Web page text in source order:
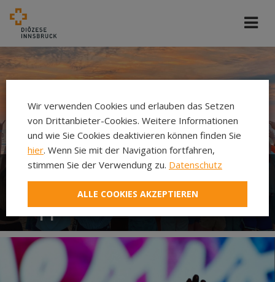
Dekanatsjugend
Wipptal/Stubai
Wir verwenden Cookies und erlauben das Setzen
von Drittanbieter-Cookies. Weitere Informationen
und wie Sie Cookies deaktivieren können finden Sie
hier. Wenn Sie mit der Navigation fortfahren,
stimmen Sie der Verwendung zu. Datenschutz
ALLE COOKIES AKZEPTIEREN